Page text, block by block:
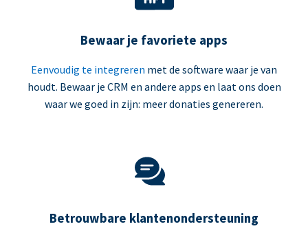
Bewaar je favoriete apps
Eenvoudig te integreren met de software waar je van
houdt. Bewaar je CRM en andere apps en laat ons doen
waar we goed in zijn: meer donaties genereren.
Betrouwbare klantenondersteuning